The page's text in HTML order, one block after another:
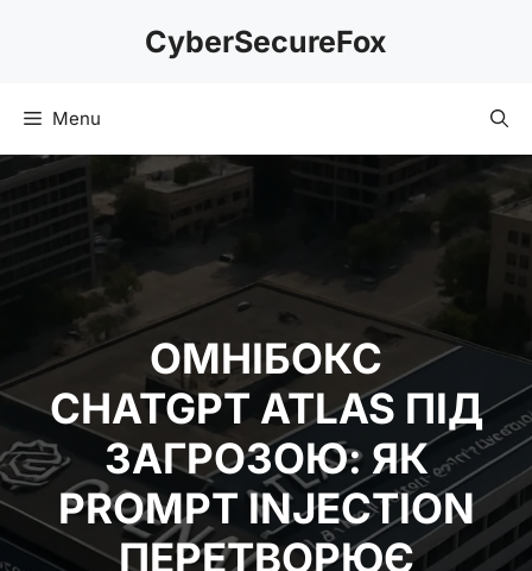
CyberSecureFox
Menu
ОМНІБОКС
CHATGPT ATLAS ПІД
ЗАГРОЗОЮ: ЯК
PROMPT INJECTION
ПЕРЕТВОРЮЄ